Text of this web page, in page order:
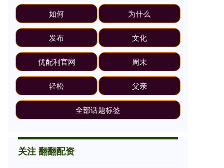
如何 为什么
发布 文化
优配利官网 周末
轻松 父亲
全部话题标签
关注 翻翻配资